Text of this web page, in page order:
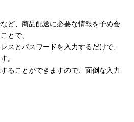
ど、商品配送に必要な情報を予め会
とで、
スとパスワードを入力するだけで、
。
ることができますので、面倒な入力